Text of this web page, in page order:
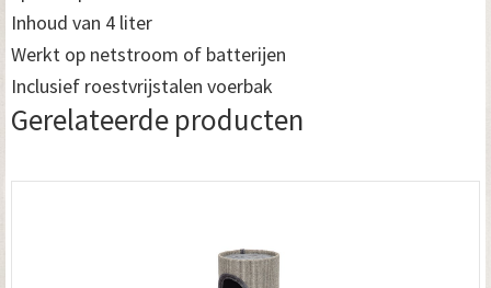
Inhoud van 4 liter
Werkt op netstroom of batterijen
Inclusief roestvrijstalen voerbak
Gerelateerde producten